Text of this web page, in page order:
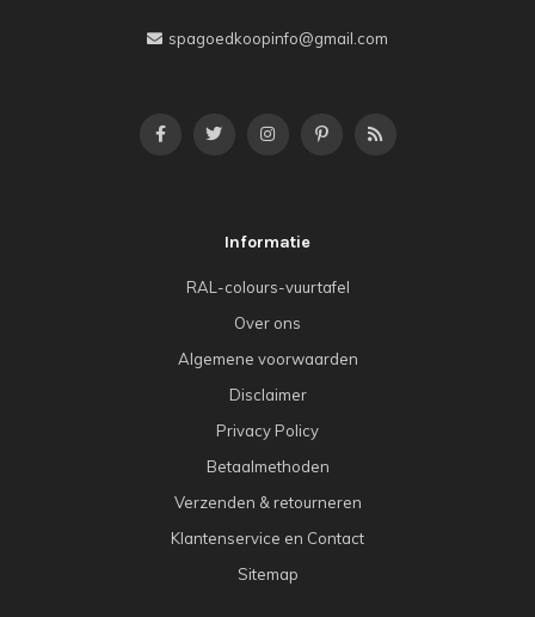
spagoedkoopinfo@gmail.com
Informatie
RAL-colours-vuurtafel
Over ons
Algemene voorwaarden
Disclaimer
Privacy Policy
Betaalmethoden
Verzenden & retourneren
Klantenservice en Contact
Sitemap